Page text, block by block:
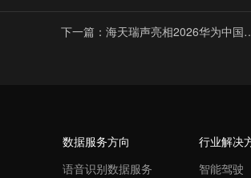
下一篇：海天瑞声亮相2026华为中国
数据服务方向
语音识别数据服务
行业解决
智能驾驶